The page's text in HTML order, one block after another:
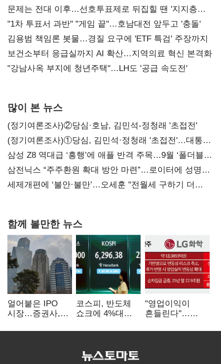
문제는 전대 이후…선호투표제로 뒤집힐 땐 '지지층
불복'
"1차 투표서 과반" "게임 끝"…호남대전 앞두고 '충돌'
김용범 책임론 봇물…경질 요구에 'ETF 특검' 주장까지
보건소부터 응급실까지 AI 확산…지역의료 혁신 본격화
"강남사옥 부지에 청년주택"…LH도 '공급 속도전'
많이 본 뉴스
(정기여론조사)②당심·호남, 김민석-정청래 '초접전'
(정기여론조사)①당심, 김민석·정청래 '초접전'…대통령
지지도 '50% 아래로'(종합)
삼성 Z8 역대급 ‘흥행’에 애플 반격 주목…9월 ‘폴더블
대전’
삼전닉스 “주주환원 확대 방안 마련”…로이터에 성명
보내
세제개편에 ‘불안·불만’…오세훈 "전월세 구하기 더
함께 볼만한 뉴스
얼어붙은 IPO
시장…증권사,
전쟁' 기대
코스피, 반도체
쇼크에 4%대
5거래일째 상승
"영업이익이
흔들린다"…
18에 취약